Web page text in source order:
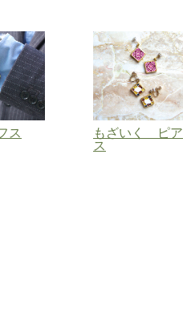
ス
もざいく ピア
ス